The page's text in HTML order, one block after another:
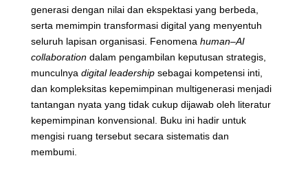
generasi dengan nilai dan ekspektasi yang berbeda,
serta memimpin transformasi digital yang menyentuh
seluruh lapisan organisasi. Fenomena human–AI
collaborationdalam pengambilan keputusan strategis,
munculnya digital leadershipsebagai kompetensi inti,
dan kompleksitas kepemimpinan multigenerasi menjadi
tantangan nyata yang tidak cukup dijawab oleh literatur
kepemimpinan konvensional. Buku ini hadir untuk
mengisi ruang tersebut secara sistematis dan
membumi.